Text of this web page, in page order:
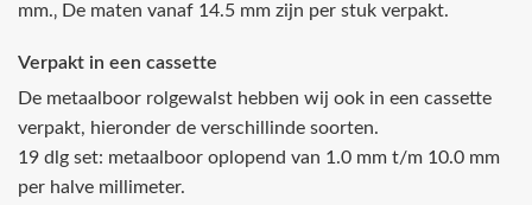
mm.‚ De maten vanaf 14.5 mm zijn per stuk verpakt.
Verpakt in een cassette
De metaalboor rolgewalst hebben wij ook in een cassette
verpakt, hieronder de verschillinde soorten.
19 dlg set: metaalboor oplopend van 1.0 mm t/m 10.0 mm
per halve millimeter.